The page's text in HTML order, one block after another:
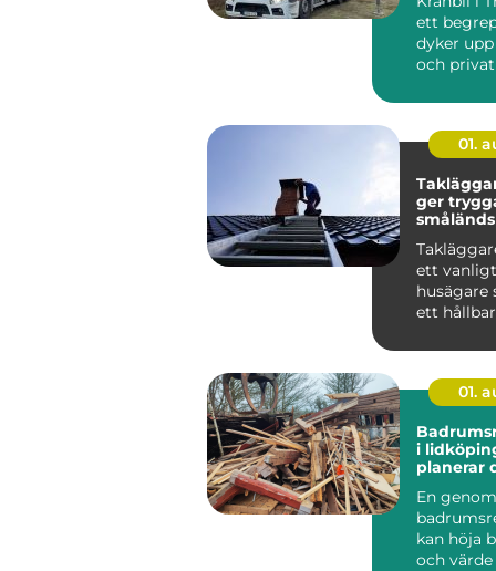
ett
dyker
och
01.
ger
ett
husägare
ett
01.
i lidköping
planerar
En
kan höja
och värde